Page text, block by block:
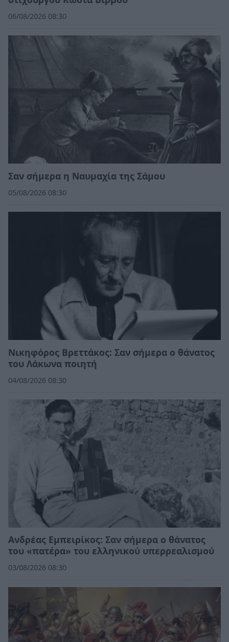
06/08/2026 08:30
Σαν σήμερα η Ναυμαχία της Σάμου
05/08/2026 08:30
Νικηφόρος Βρεττάκος: Σαν σήμερα ο θάνατος
του Λάκωνα ποιητή
04/08/2026 08:30
Ανδρέας Εμπειρίκος: Σαν σήμερα ο θάνατος
του «πατέρα» του ελληνικού υπερρεαλισμού
03/08/2026 08:30